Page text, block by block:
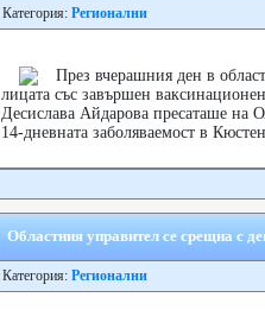
Категория: Регионални
През вчерашния ден в
лицата със завършен
Десислава Айдарова пресаташе на
14-дневната заболяваемост в
Областния управител се срещна с
Категория: Регионални